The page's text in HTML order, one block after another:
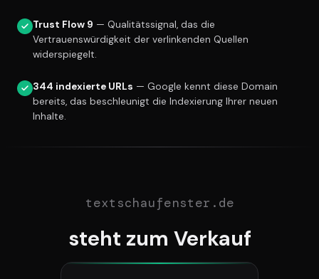
Trust Flow 9 — Qualitätssignal, das die
Vertrauenswürdigkeit der verlinkenden Quellen
widerspiegelt.
344 indexierte URLs — Google kennt diese Domain
bereits, das beschleunigt die Indexierung Ihrer neuen
Inhalte.
textschaufenster.de
steht zum Verkauf